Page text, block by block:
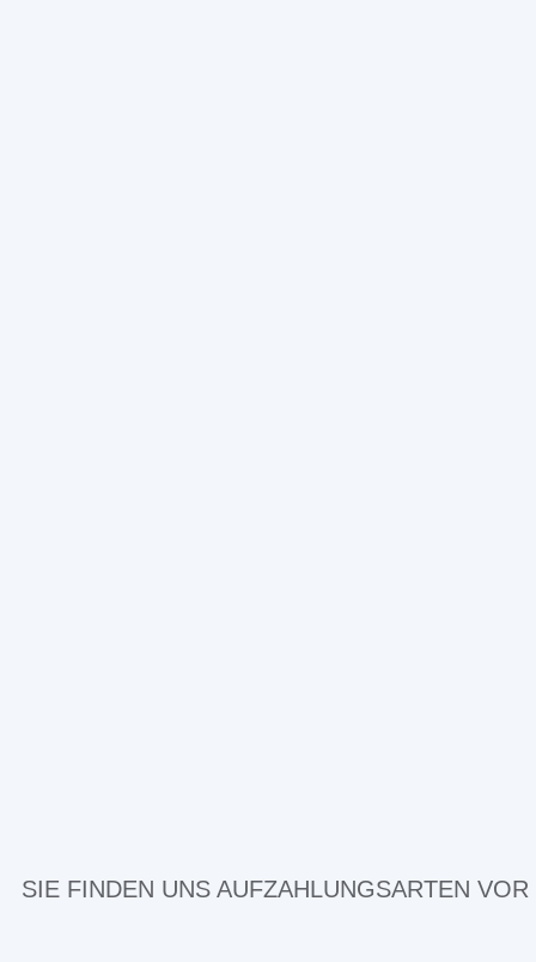
SIE FINDEN UNS AUFZAHLUNGSARTEN VOR